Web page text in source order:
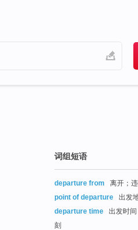
词组短语
departure from
离开；
point of departure
出发
departure time
出发时
刻